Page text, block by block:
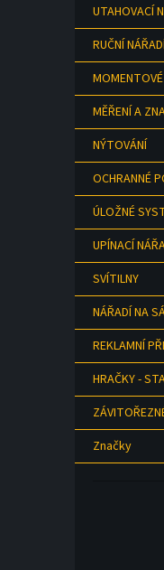
UTAHOVACÍ
RUČNÍ
MĚŘENÍ A
NÝTOVÁNÍ
OCHRANNÉ
ÚLOŽNÉ
UPÍNACÍ
SVÍTILNY
NÁŘADÍ NA
REKLAMNÍ
HRAČKY -
Značky